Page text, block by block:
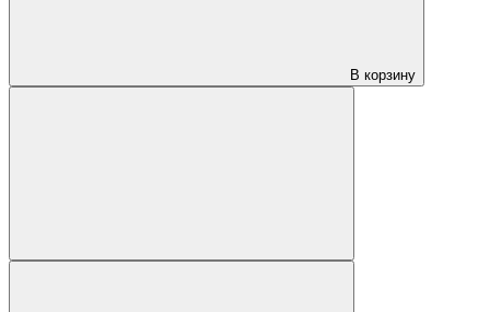
В корзину